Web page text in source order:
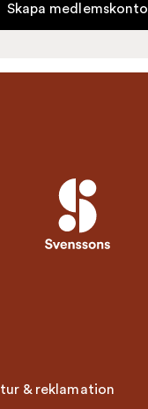
Skapa medlemskonto
& reklamation